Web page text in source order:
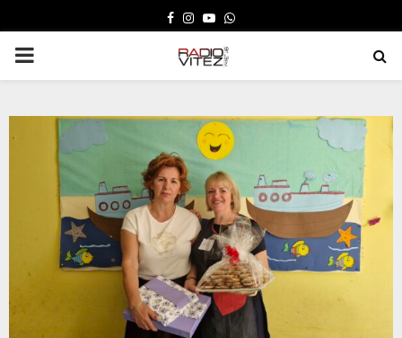
FACEBOOK
INSTAGRAM
YOUTUBE
WHATSAPP
PRIMARY